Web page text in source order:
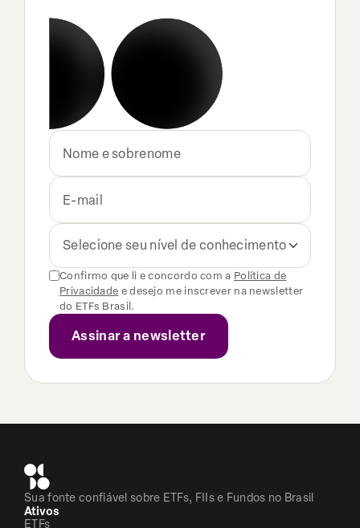
Selecione seu nível de conhecimento
Confirmo que li e concordo com a Política de
Privacidade e desejo me inscrever na newsletter
do ETFs Brasil.
Sua fonte confiável sobre ETFs, FIIs e Fundos no Brasil
Ativos
ETFs